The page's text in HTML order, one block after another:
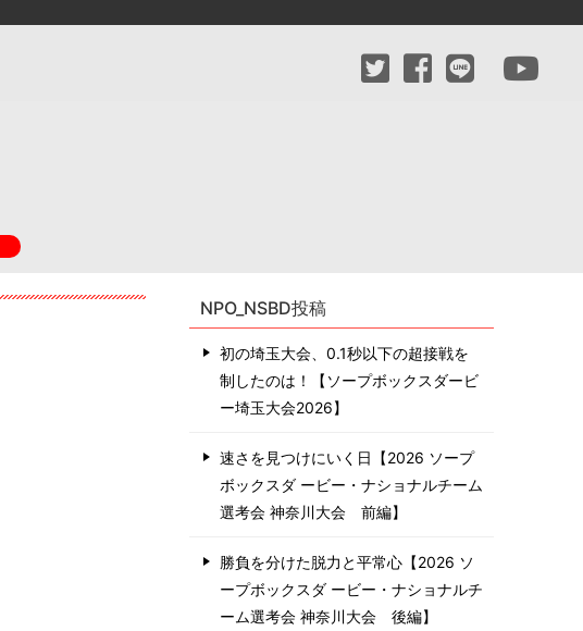
NPO_NSBD投稿
初の埼玉大会、0.1秒以下の超接戦を
制したのは！【ソープボックスダービ
ー埼玉大会2026】
速さを見つけにいく日【2026 ソープ
ボックスダ ービー・ナショナルチーム
選考会 神奈川⼤会 前編】
勝負を分けた脱力と平常心【2026 ソ
ープボックスダ ービー・ナショナルチ
ーム選考会 神奈川⼤会 後編】